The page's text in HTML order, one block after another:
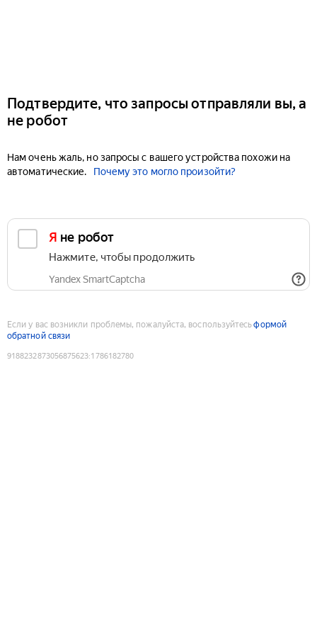
Подтвердите, что запросы отправляли вы, а
не робот
Нам очень жаль, но запросы с вашего устройства похожи на
автоматические.
Почему это могло произойти?
Я не робот
Нажмите, чтобы продолжить
Yandex SmartCaptcha
Если у вас возникли проблемы, пожалуйста, воспользуйтесьформой
обратной связи
9188232873056875623:1786182780